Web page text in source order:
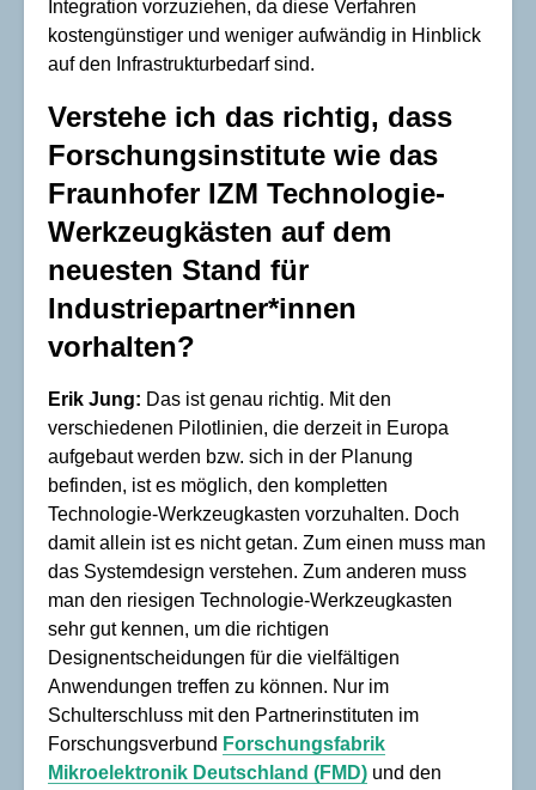
Integration vorzuziehen, da diese Verfahren
kostengünstiger und weniger aufwändig in Hinblick
auf den Infrastrukturbedarf sind.
Verstehe ich das richtig, dass
Forschungsinstitute wie das
Fraunhofer IZM Technologie-
Werkzeugkästen auf dem
neuesten Stand für
Industriepartner*innen
vorhalten?
Erik Jung: Das ist genau richtig. Mit den
verschiedenen Pilotlinien, die derzeit in Europa
aufgebaut werden bzw. sich in der Planung
befinden, ist es möglich, den kompletten
Technologie-Werkzeugkasten vorzuhalten. Doch
damit allein ist es nicht getan. Zum einen muss man
das Systemdesign verstehen. Zum anderen muss
man den riesigen Technologie-Werkzeugkasten
sehr gut kennen, um die richtigen
Designentscheidungen für die vielfältigen
Anwendungen treffen zu können. Nur im
Schulterschluss mit den Partnerinstituten im
Forschungsverbund Forschungsfabrik
Mikroelektronik Deutschland (FMD) und den